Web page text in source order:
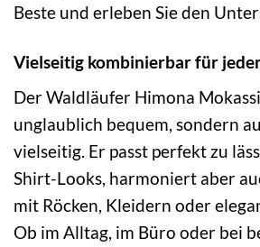
Beste und erleben Sie den
Vielseitig kombinierbar für
Der Waldläufer Himona
unglaublich bequem, sondern
vielseitig. Er passt perfekt zu
Shirt-Looks, harmoniert aber
mit Röcken, Kleidern oder
Ob im Alltag, im Büro oder bei